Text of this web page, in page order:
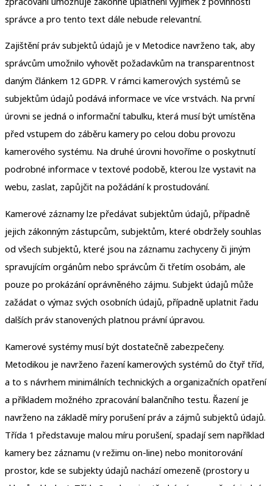
správce a pro tento text dále nebude relevantní.
Zajištění práv subjektů údajů je v Metodice navrženo tak, aby
správcům umožnilo vyhovět požadavkům na transparentnost
daným článkem 12 GDPR. V rámci kamerových systémů se
subjektům údajů podává informace ve více vrstvách. Na první
úrovni se jedná o informační tabulku, která musí být umístěna
před vstupem do záběru kamery po celou dobu provozu
kamerového systému. Na druhé úrovni hovoříme o poskytnutí
podrobné informace v textové podobě, kterou lze vystavit na
webu, zaslat, zapůjčit na požádání k prostudování.
Kamerové záznamy lze předávat subjektům údajů, případně
jejich zákonným zástupcům, subjektům, které obdržely souhlas
od všech subjektů, které jsou na záznamu zachyceny či jiným
spravujícím orgánům nebo správcům či třetím osobám, ale
pouze po prokázání oprávněného zájmu. Subjekt údajů může
zažádat o výmaz svých osobních údajů, případně uplatnit řadu
dalších práv stanovených platnou právní úpravou.
Kamerové systémy musí být dostatečně zabezpečeny.
Metodikou je navrženo řazení kamerových systémů do čtyř tříd,
a to s návrhem minimálních technických a organizačních opatření
a příkladem možného zpracování balančního testu. Řazení je
navrženo na základě míry porušení práv a zájmů subjektů údajů.
Třída 1 představuje malou míru porušení, spadají sem například
kamery bez záznamu (v režimu on-line) nebo monitorování
prostor, kde se subjekty údajů nachází omezeně (prostory u